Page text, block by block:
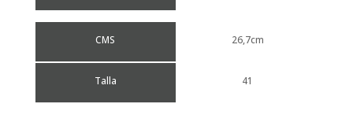
CMS
Talla
26,7cm
41